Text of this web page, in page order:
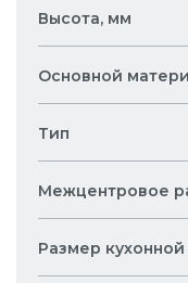
Высота, мм
Основной
Тип
Межцентровое
Размер